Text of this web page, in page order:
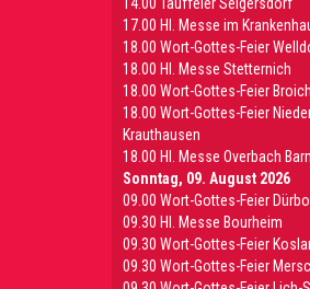
17.00 Hl. Messe im
18.00 Wort-Gottes-Feier
18.00 Hl. Messe Stetternich
18.00 Wort-Gottes-Feier Broich
18.00 Wort-Gottes-Feier
Krauthausen
18.00 Hl. Messe Overbach
Sonntag, 09. August 2026
09.00 Wort-Gottes-Feier
09.30 HI. Messe Bourheim
09.30 Wort-Gottes-Feier
09.30 Wort-Gottes-Feier